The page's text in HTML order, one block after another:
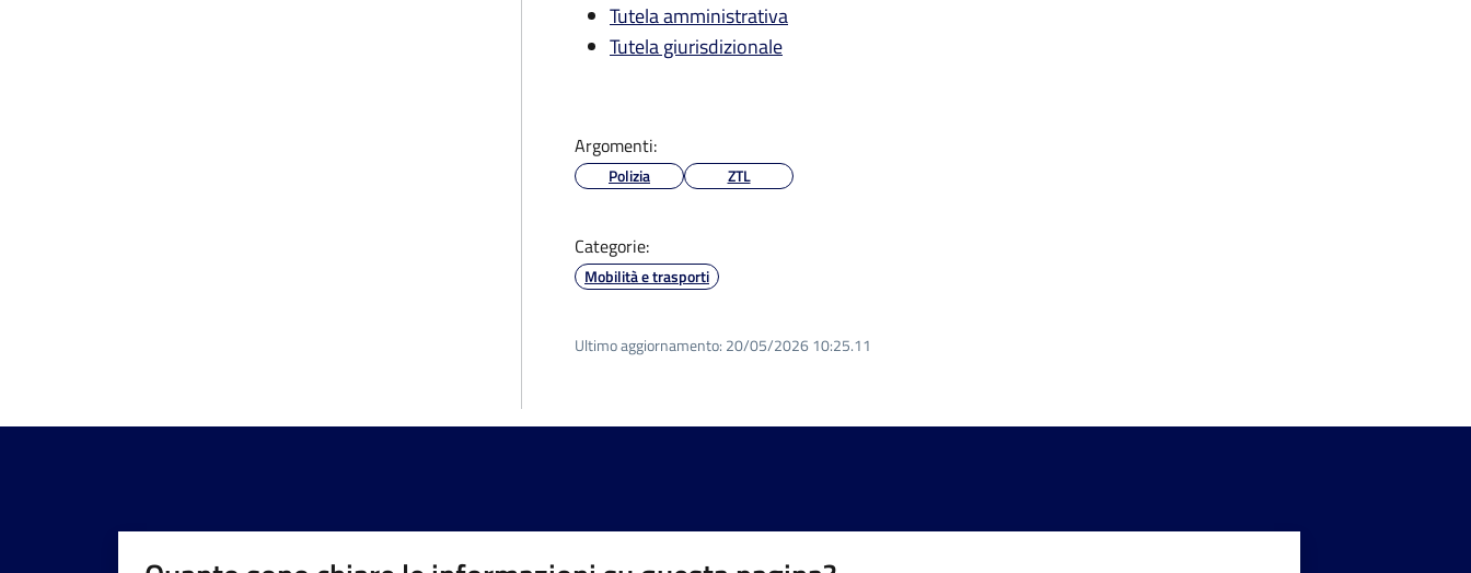
Tutela amministrativa
Tutela giurisdizionale
Argomenti:
Polizia ZTL
Categorie:
Mobilità e trasporti
Ultimo aggiornamento: 20/05/2026 10:25.11